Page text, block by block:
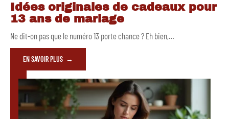
Idées originales de cadeaux pour
13 ans de mariage
Ne dit-on pas que le numéro 13 porte chance ? Eh bien,…
EN SAVOIR PLUS